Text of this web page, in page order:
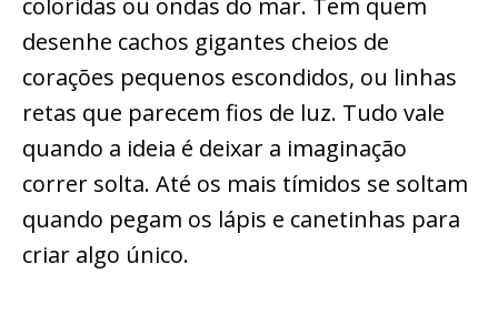
coloridas ou ondas do mar. Tem quem
desenhe cachos gigantes cheios de
corações pequenos escondidos, ou linhas
retas que parecem fios de luz. Tudo vale
quando a ideia é deixar a imaginação
correr solta. Até os mais tímidos se soltam
quando pegam os lápis e canetinhas para
criar algo único.